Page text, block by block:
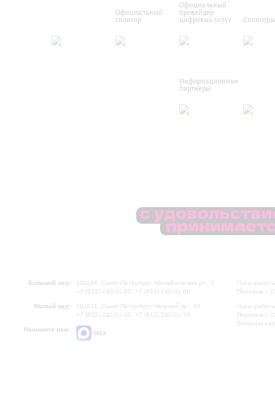
Официальный
спонсор
Официальный
провайдер
цифровых услуг
Спонсоры
Информационные
партнёры
Большой зал:
191186, Санкт-Петербург, Михайловская ул., 2
+7 (812) 240-01-00, +7 (812) 240-01-80
Малый зал:
191011, Санкт-Петербург, Невский пр., 30
+7 (812) 240-01-00, +7 (812) 240-01-70
Напишите нам:
MAX
Часы
Перерыв с
Часы
Перерыв с
Вопросы